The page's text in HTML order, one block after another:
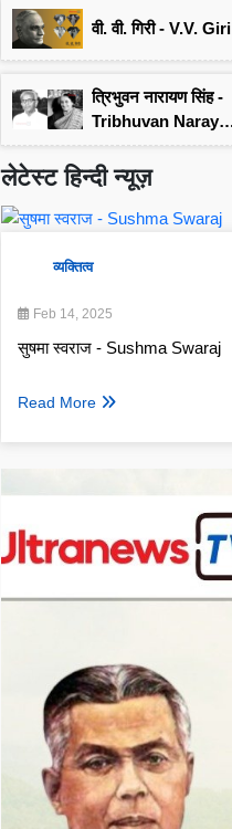
वी. वी. गिरी - V.V. Giri
त्रिभुवन नारायण सिंह -
Tribhuvan
Singh
लेटेस्ट हिन्दी न्यूज़
व्यक्तित्व
Feb 14, 2025
सुषमा स्वराज - Sushma Swaraj
Read More